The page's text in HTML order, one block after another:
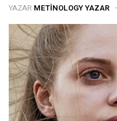
YAZAR METINOLOGY YAZAR